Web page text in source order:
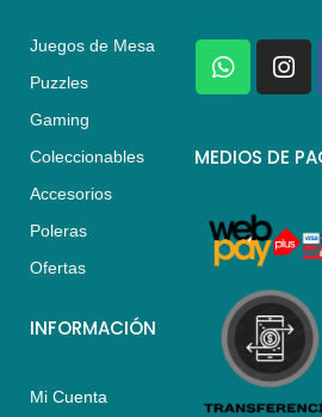
Juegos de Mesa
Puzzles
Gaming
Coleccionables
Accesorios
Poleras
Ofertas
INFORMACIÓN
Mi Cuenta
W
h
a
s
p
I
n
s
a
a
m
MEDIOS DE